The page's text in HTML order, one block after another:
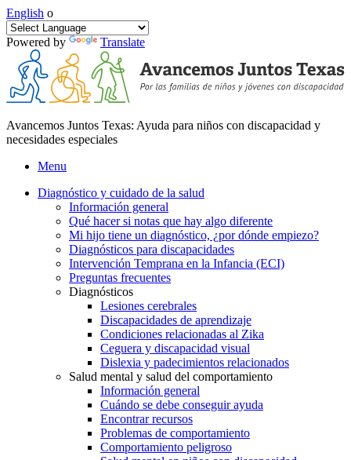
English o
Powered by Translate
Avancemos Juntos Texas: Ayuda para niños con discapacidad y
necesidades especiales
Menu
Diagnóstico y cuidado de la salud
Información general
Qué hacer si notas que hay algo diferente
Mi hijo tiene un diagnóstico, ¿por dónde empiezo?
Diagnósticos para discapacidades
Intervención Temprana en la Infancia (ECI)
Preguntas frecuentes
Diagnósticos
Lesiones cerebrales
Discapacidades de aprendizaje
Condiciones relacionadas al Zika
Ceguera y discapacidad visual
Dislexia y padecimientos relacionados
Salud mental y salud del comportamiento
Información general
Cuándo se debe conseguir ayuda
Encontrar recursos
Problemas de comportamiento
Comportamiento peligroso